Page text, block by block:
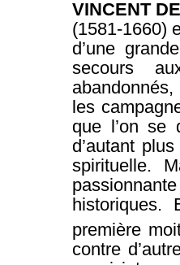
VINCENT
(1581-1660)
d’une
secours
les
que l’on se
d’autant
spirituelle.
historiques.
première
contre